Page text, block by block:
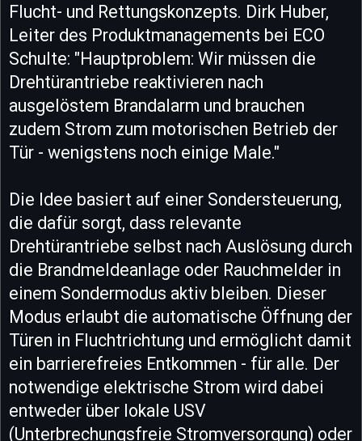
Flucht- und Rettungskonzepts. Dirk Huber,
Leiter des Produktmanagements bei ECO
Schulte: "Hauptproblem: Wir müssen die
Drehtürantriebe reaktivieren nach
ausgelöstem Brandalarm und brauchen
zudem Strom zum motorischen Betrieb der
Tür - wenigstens noch einige Male."
Die Idee basiert auf einer Sondersteuerung,
die dafür sorgt, dass relevante
Drehtürantriebe selbst nach Auslösung durch
die Brandmeldeanlage oder Rauchmelder in
einem Sondermodus aktiv bleiben. Dieser
Modus erlaubt die automatische Öffnung der
Türen in Fluchtrichtung und ermöglicht damit
ein barrierefreies Entkommen - für alle. Der
notwendige elektrische Strom wird dabei
entweder über lokale USV
(Unterbrechungsfreie Stromversorgung) oder